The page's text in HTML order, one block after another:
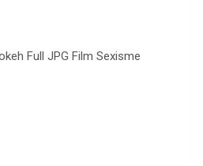
Full JPG Film Sexisme